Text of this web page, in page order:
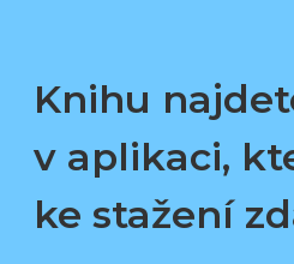
Knihu
v aplikaci,
ke stažení